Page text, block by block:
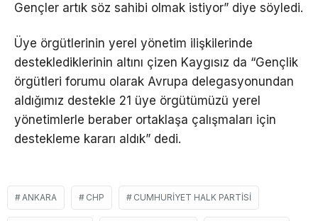
Gençler artık söz sahibi olmak istiyor” diye söyledi.
Üye örgütlerinin yerel yönetim ilişkilerinde
desteklediklerinin altını çizen Kaygısız da “Gençlik
örgütleri forumu olarak Avrupa delegasyonundan
aldığımız destekle 21 üye örgütümüzü yerel
yönetimlerle beraber ortaklaşa çalışmaları için
destekleme kararı aldık” dedi.
ANKARA CHP CUMHURIYET HALK PARTISI